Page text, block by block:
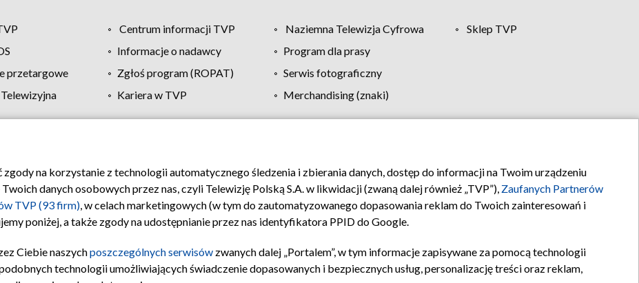
Centrum informacji TVP Naziemna Telewizja Cyfrowa
Sklep TVP
Informacje o nadawcy
Program dla prasy
przetargowe Zgłoś program (ROPAT)
Serwis fotograficzny
Kariera w TVP
Merchandising (znaki)
Polityka prywatności Moje zgody Pomoc Biuro reklamy Kontakt
na korzystanie z technologii automatycznego śledzenia i zbierania danych, dostęp do informacji na Twoim urządzeniu
danych osobowych przez nas, czyli Telewizję Polską S.A. w likwidacji (zwaną dalej również „TVP”), Zaufanych Partnerów
TVP (93 firm), w celach marketingowych (w tym do zautomatyzowanego dopasowania reklam do Twoich zainteresowań i
poniżej, a także zgody na udostępnianie przez nas identyfikatora PPID do Google.
Ciebie naszychposzczególnych serwisów zwanych dalej „Portalem”, w tym informacje zapisywane za pomocą technologii
technologii umożliwiających świadczenie dopasowanych i bezpiecznych usług, personalizację treści oraz reklam,